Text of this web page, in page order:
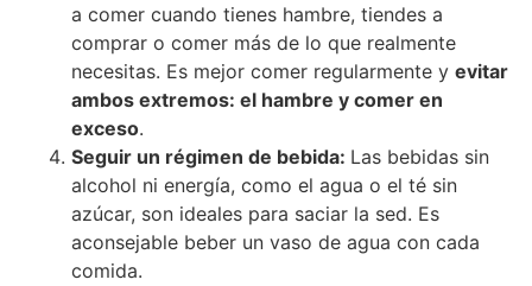
a comer cuando tienes hambre, tiendes a
comprar o comer más de lo que realmente
necesitas. Es mejor comer regularmente y evitar
ambos extremos: el hambre y comer en
exceso.
Seguir un régimen de bebida: Las bebidas sin
alcohol ni energía, como el agua o el té sin
azúcar, son ideales para saciar la sed. Es
aconsejable beber un vaso de agua con cada
comida.